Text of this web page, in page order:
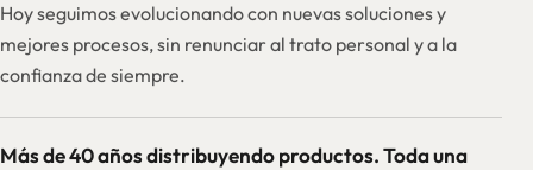
Hoy seguimos evolucionando con nuevas soluciones y
mejores procesos, sin renunciar al trato personal y a la
confianza de siempre.
Más de 40 años distribuyendo productos. Toda una